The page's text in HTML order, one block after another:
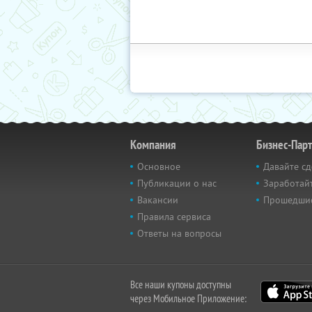
Компания
Основное
Публикации о нас
Вакансии
Правила сервиса
Ответы на вопросы
Бизнес-
Давайте
Все наши купоны доступны
через Мобильное Приложение: